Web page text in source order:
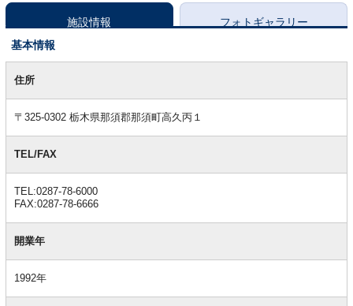
施設情報
フォトギャラリー
基本情報
本住所
〒325-0302 栃木県那須郡那須町高久丙１
TEL/FAX
TEL:0287-78-6000
FAX:0287-78-6666
開業年
1992年